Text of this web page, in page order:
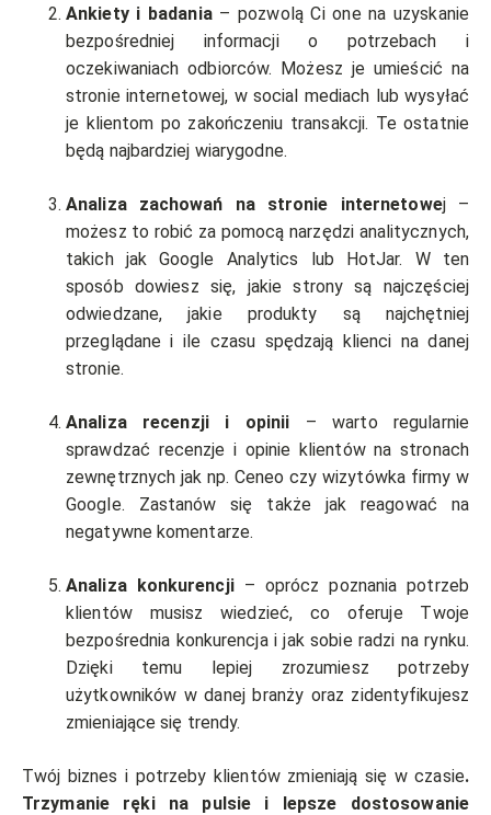
Ankiety i badania– pozwolą Ci one na uzyskanie
bezpośredniej informacji o potrzebach i
oczekiwaniach odbiorców. Możesz je umieścić na
stronie internetowej, w social mediach lub wysyłać
je klientom po zakończeniu transakcji. Te ostatnie
będą najbardziej wiarygodne.
Analiza zachowań na stronie internetowej –
możesz to robić za pomocą narzędzi analitycznych,
takich jak Google Analytics lub HotJar. W ten
sposób dowiesz się, jakie strony są najczęściej
odwiedzane, jakie produkty są najchętniej
przeglądane i ile czasu spędzają klienci na danej
stronie.
Analiza recenzji i opinii – warto regularnie
sprawdzać recenzje i opinie klientów na stronach
zewnętrznych jak np. Ceneo czy wizytówka firmy w
Google. Zastanów się także jak reagować na
negatywne komentarze.
Analiza konkurencji – oprócz poznania potrzeb
klientów musisz wiedzieć, co oferuje Twoje
bezpośrednia konkurencja i jak sobie radzi na rynku.
Dzięki temu lepiej zrozumiesz potrzeby
użytkowników w danej branży oraz zidentyfikujesz
zmieniające się trendy.
Twój biznes i potrzeby klientów zmieniają się w czasie.
Trzymanie ręki na pulsie i lepsze dostosowanie